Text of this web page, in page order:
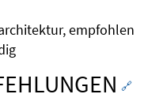
empfohlen
🔗